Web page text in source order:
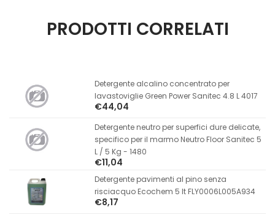
PRODOTTI CORRELATI
Detergente alcalino concentrato per
lavastoviglie Green Power Sanitec 4.8 L 4017
€44,04
Detergente neutro per superfici dure delicate,
specifico per il marmo Neutro Floor Sanitec 5
L / 5 Kg - 1480
€11,04
Detergente pavimenti al pino senza
risciacquo Ecochem 5 lt FLY0006L005A934
€8,17